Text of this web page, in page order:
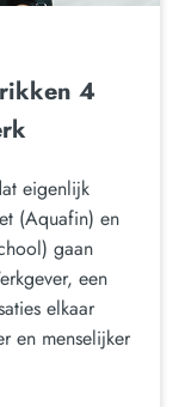
4
eigenlijk
(Aquafin) en
gaan
een
elkaar
en menselijker